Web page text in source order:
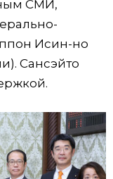
СМИ,
Исин-но
Сансэйто